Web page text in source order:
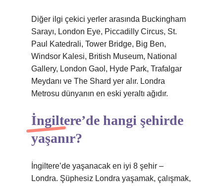
Diğer ilgi çekici yerler arasında Buckingham
Sarayı, London Eye, Piccadilly Circus, St.
Paul Katedrali, Tower Bridge, Big Ben,
Windsor Kalesi, British Museum, National
Gallery, London Gaol, Hyde Park, Trafalgar
Meydanı ve The Shard yer alır. Londra
Metrosu dünyanın en eski yeraltı ağıdır.
İngiltere’de hangi şehirde
yaşanır?
İngiltere’de yaşanacak en iyi 8 şehir –
Londra. Şüphesiz Londra yaşamak, çalışmak,